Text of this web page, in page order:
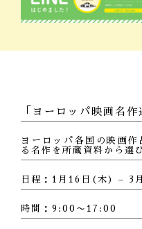
「ヨーロッパ映画名作
ヨーロッパ各国の映画
る名作を所蔵資料から選
日程：1月16日(木) – 3
時間：9:00〜17:00